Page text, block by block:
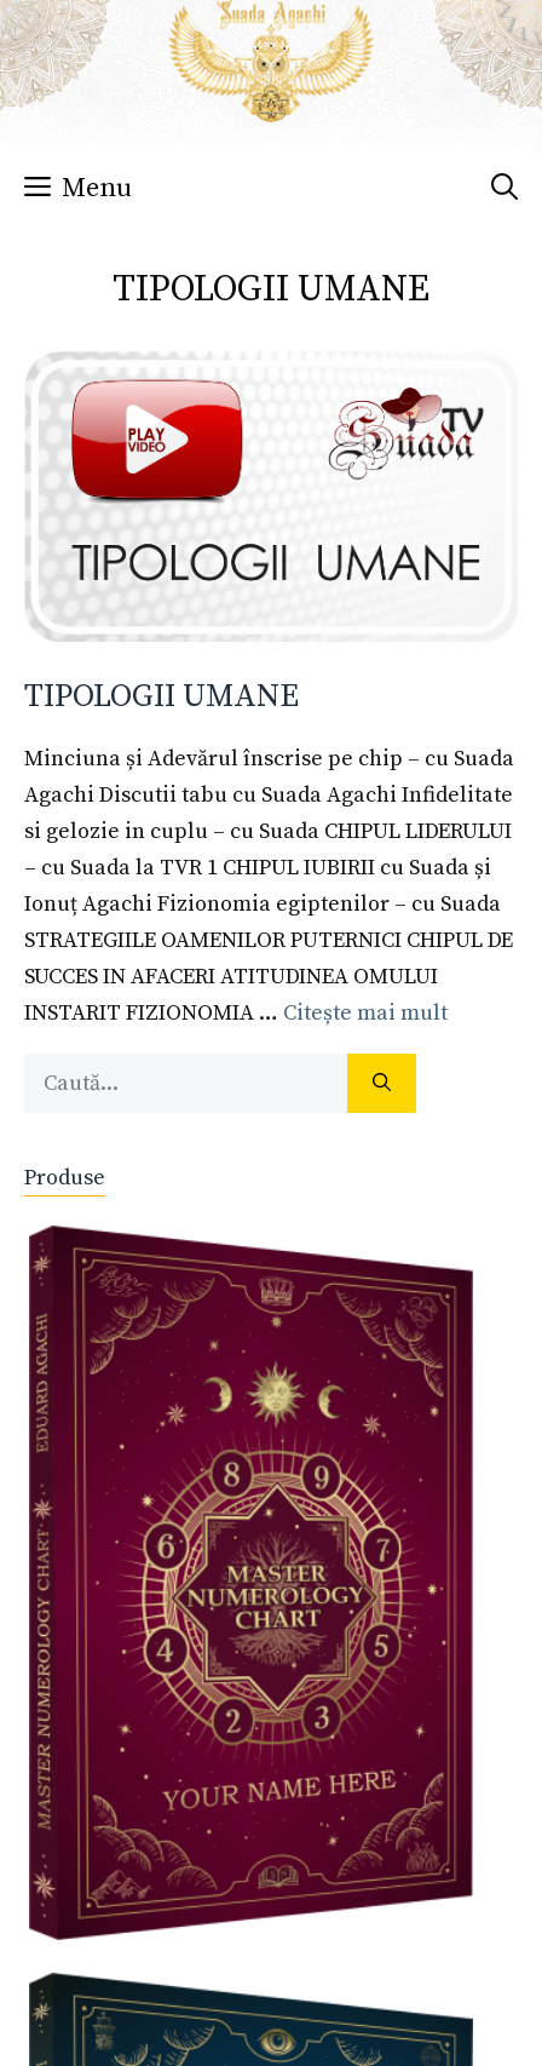
Sari
la
conținut
Menu
TIPOLOGII UMANE
TIPOLOGII UMANE
Minciuna și Adevărul înscrise pe chip – cu Suada
Agachi Discutii tabu cu Suada Agachi Infidelitate
si gelozie in cuplu – cu Suada CHIPUL LIDERULUI
– cu Suada la TVR 1 CHIPUL IUBIRII cu Suada și
Ionuț Agachi Fizionomia egiptenilor – cu Suada
STRATEGIILE OAMENILOR PUTERNICI CHIPUL DE
SUCCES IN AFACERI ATITUDINEA OMULUI
INSTARIT FIZIONOMIA … Citește mai mult
Caută
Produse